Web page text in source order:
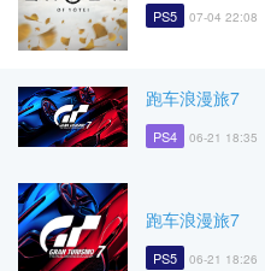
PS5 07-04 22:08
跑车浪漫旅7
PS4 06-21 18:35
跑车浪漫旅7
PS5 06-21 18:26